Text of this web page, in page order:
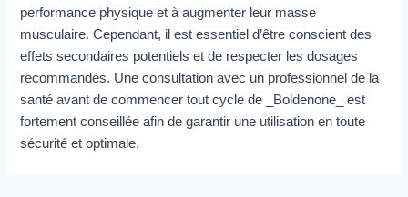
performance physique et à augmenter leur masse
musculaire. Cependant, il est essentiel d’être conscient des
effets secondaires potentiels et de respecter les dosages
recommandés. Une consultation avec un professionnel de la
santé avant de commencer tout cycle de _Boldenone_ est
fortement conseillée afin de garantir une utilisation en toute
sécurité et optimale.